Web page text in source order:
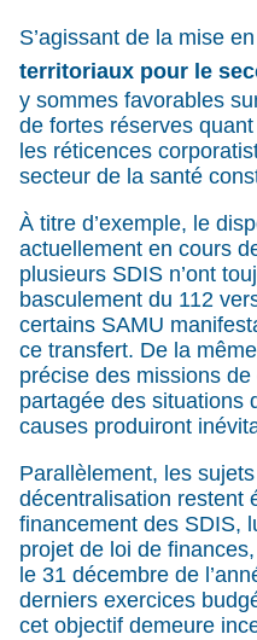
S’agissant de la mise
territoriaux pour le
y sommes favorables
de fortes réserves
les réticences
secteur de la santé
À titre d’exemple, le
actuellement en cours
plusieurs SDIS n’ont
basculement du 112
certains SAMU
ce transfert. De la
précise des missions
partagée des situations
causes produiront
Parallèlement, les
décentralisation restent
financement des SDIS,
projet de loi de
le 31 décembre de
derniers exercices
cet objectif demeure